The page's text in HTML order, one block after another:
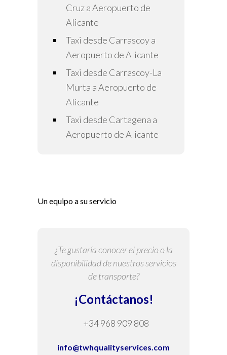
Cruz a Aeropuerto de
Alicante
Taxi desde Carrascoy a
Aeropuerto de Alicante
Taxi desde Carrascoy-La
Murta a Aeropuerto de
Alicante
Taxi desde Cartagena a
Aeropuerto de Alicante
Un equipo a su servicio
¿Te gustaría conocer el precio o la
disponibilidad de nuestros servicios
de transporte?
¡Contáctanos!
+34 968 909 808
info@twhqualityservices.com